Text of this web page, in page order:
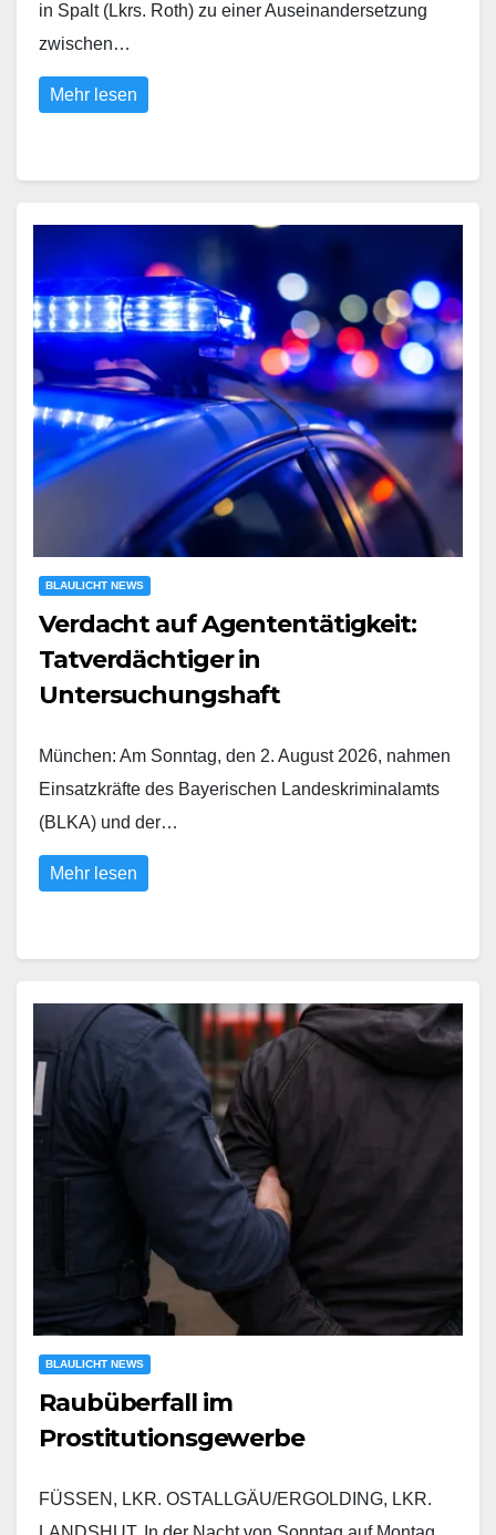
in Spalt (Lkrs. Roth) zu einer Auseinandersetzung
zwischen…
Mehr lesen
BLAULICHT NEWS
Verdacht auf Agententätigkeit:
Tatverdächtiger in
Untersuchungshaft
München: Am Sonntag, den 2. August 2026, nahmen
Einsatzkräfte des Bayerischen Landeskriminalamts
(BLKA) und der…
Mehr lesen
BLAULICHT NEWS
Raubüberfall im
Prostitutionsgewerbe
FÜSSEN, LKR. OSTALLGÄU/ERGOLDING, LKR.